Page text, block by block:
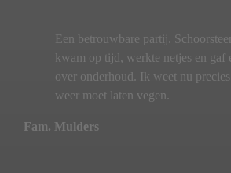
Een betrouwbare partij.
kwam op tijd, werkte netjes en gaf
over onderhoud. Ik weet nu
weer moet laten vegen.
Fam. Mulders